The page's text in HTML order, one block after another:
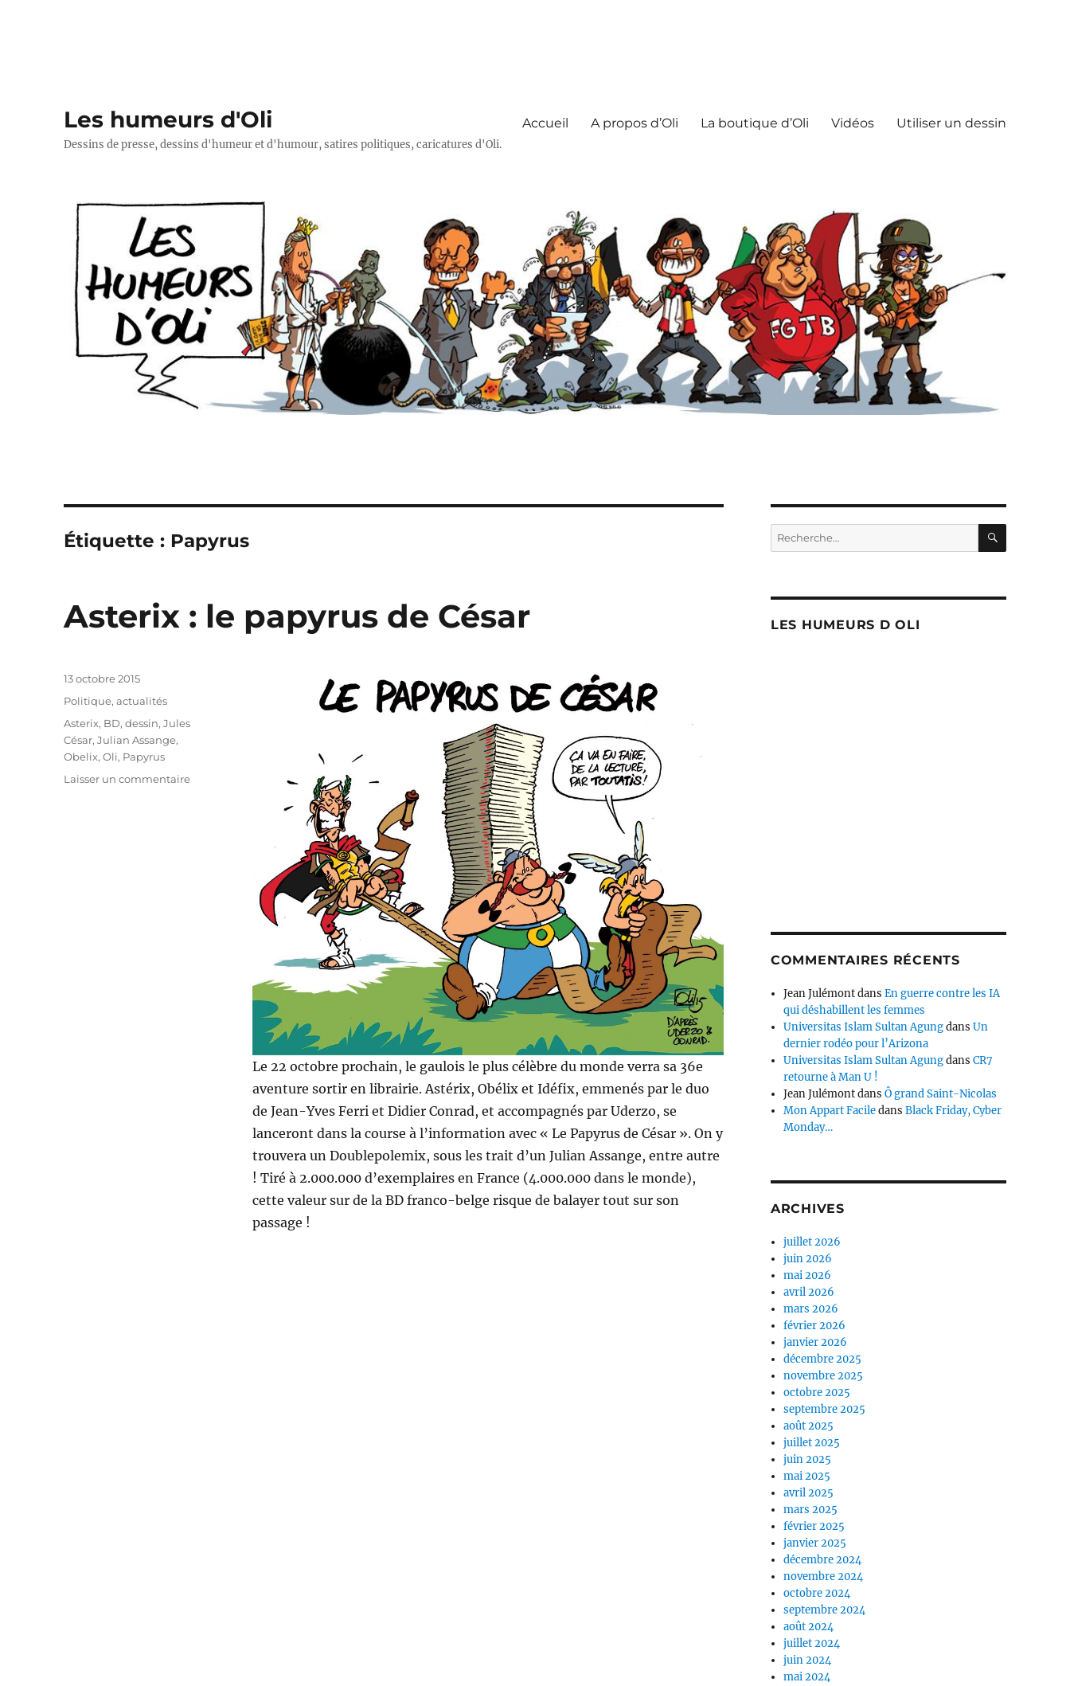
Les humeurs d'Oli
Dessins de presse, dessins d'humeur et d'humour, satires politiques, caricatures d'Oli.
Accueil A propos d’Oli La boutique d’Oli Vidéos Utiliser un dessin
Étiquette : Papyrus
Asterix : le papyrus de César
Le 22 octobre prochain, le gaulois le plus célèbre du monde verra sa 36e
aventure sortir en librairie. Astérix, Obélix et Idéfix, emmenés par le duo
de Jean-Yves Ferri et Didier Conrad, et accompagnés par Uderzo, se
lanceront dans la course à l’information avec « Le Papyrus de César ». On y
trouvera un Doublepolemix, sous les trait d’un Julian Assange, entre autre
! Tiré à 2.000.000 d’exemplaires en France (4.000.000 dans le monde),
cette valeur sur de la BD franco-belge risque de balayer tout sur son
passage !
Publié
13 octobre 2015
Catégories
Politique, actualités
Étiquettes
Asterix, BD,dessin,Jules
César,Julian Assange,
Obelix,Oli, Papyrus
Laisser un commentairesur
Recherche
pour :
LES HUMEURS D OLI
COMMENTAIRES RÉCENTS
Jean JulémontdansEn guerre contre les IA
qui déshabillent les femmes
Universitas Islam Sultan AgungdansUn
dernier rodéo pour l’Arizona
Universitas Islam Sultan AgungdansCR7
retourne à Man U !
Jean JulémontdansÔ grand Saint-Nicolas
Mon Appart FaciledansBlack Friday, Cyber
Monday…
ARCHIVES
juillet 2026
juin 2026
mai 2026
avril 2026
mars 2026
février 2026
janvier 2026
décembre 2025
novembre 2025
octobre 2025
septembre 2025
août 2025
juillet 2025
juin 2025
mai 2025
avril 2025
mars 2025
février 2025
janvier 2025
décembre 2024
novembre 2024
octobre 2024
septembre 2024
août 2024
juillet 2024
juin 2024
mai 2024